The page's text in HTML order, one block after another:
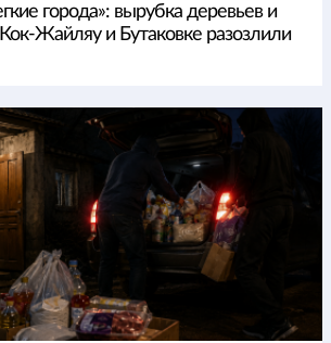
города»: вырубка деревьев и
Жайляу и Бутаковке разозлили